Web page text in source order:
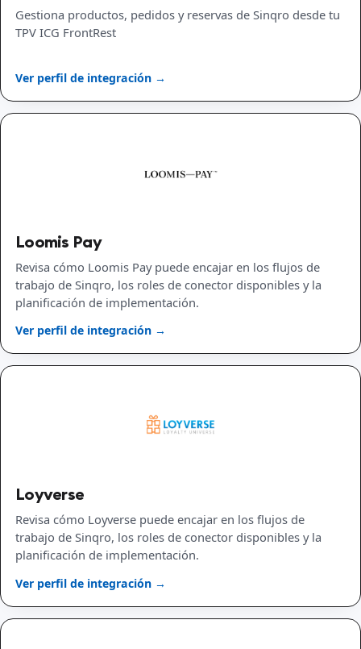
Gestiona productos, pedidos y reservas de Sinqro desde tu
TPV ICG FrontRest
Ver perfil de integración →
Loomis Pay
Revisa cómo Loomis Pay puede encajar en los flujos de
trabajo de Sinqro, los roles de conector disponibles y la
planificación de implementación.
Ver perfil de integración →
Loyverse
Revisa cómo Loyverse puede encajar en los flujos de
trabajo de Sinqro, los roles de conector disponibles y la
planificación de implementación.
Ver perfil de integración →